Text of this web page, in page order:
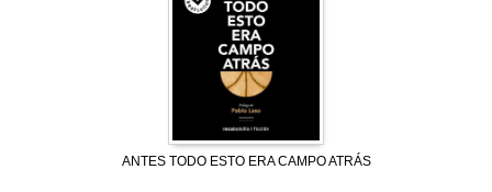
ANTES TODO ESTO ERA CAMPO ATRÁS